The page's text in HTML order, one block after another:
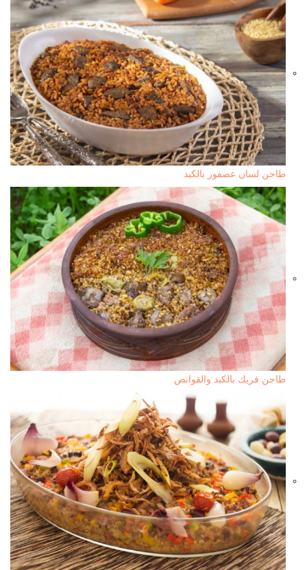
طاجن لسان عصفور بالكبد
طاجن فريك بالكبد والقوانص